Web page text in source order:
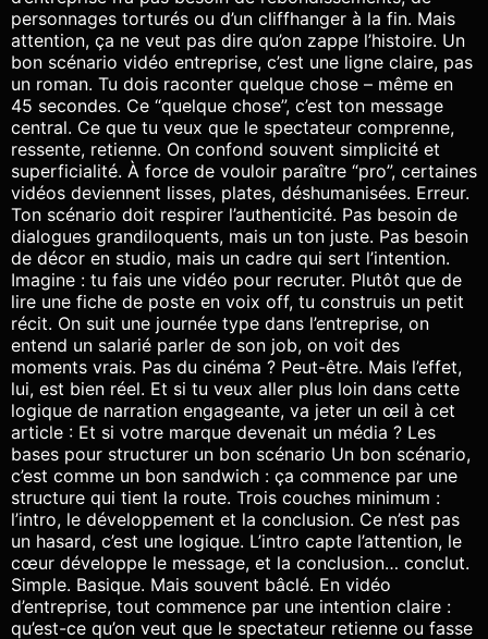
personnages torturés ou d’un cliffhanger à la fin. Mais
attention, ça ne veut pas dire qu’on zappe l’histoire. Un
bon scénario vidéo entreprise, c’est une ligne claire, pas
un roman. Tu dois raconter quelque chose – même en
45 secondes. Ce “quelque chose”, c’est ton message
central. Ce que tu veux que le spectateur comprenne,
ressente, retienne. On confond souvent simplicité et
superficialité. À force de vouloir paraître “pro”, certaines
vidéos deviennent lisses, plates, déshumanisées. Erreur.
Ton scénario doit respirer l’authenticité. Pas besoin de
dialogues grandiloquents, mais un ton juste. Pas besoin
de décor en studio, mais un cadre qui sert l’intention.
Imagine : tu fais une vidéo pour recruter. Plutôt que de
lire une fiche de poste en voix off, tu construis un petit
récit. On suit une journée type dans l’entreprise, on
entend un salarié parler de son job, on voit des
moments vrais. Pas du cinéma ? Peut-être. Mais l’effet,
lui, est bien réel. Et si tu veux aller plus loin dans cette
logique de narration engageante, va jeter un œil à cet
article : Et si votre marque devenait un média ? Les
bases pour structurer un bon scénario Un bon scénario,
c’est comme un bon sandwich : ça commence par une
structure qui tient la route. Trois couches minimum :
l’intro, le développement et la conclusion. Ce n’est pas
un hasard, c’est une logique. L’intro capte l’attention, le
cœur développe le message, et la conclusion… conclut.
Simple. Basique. Mais souvent bâclé. En vidéo
d’entreprise, tout commence par une intention claire :
qu’est-ce qu’on veut que le spectateur retienne ou fasse